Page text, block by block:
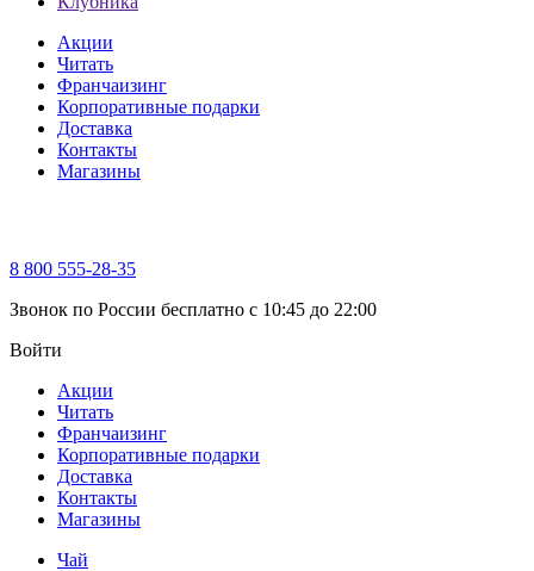
Акции
Читать
Франчаизинг
Корпоративные подарки
Доставка
Контакты
Магазины
8 800 555-28-35
Звонок по России бесплатно c 10:45 до 22:00
Войти
Акции
Читать
Франчаизинг
Корпоративные подарки
Доставка
Контакты
Магазины
Чай